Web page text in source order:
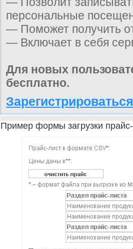
персональные
— Поможет получить
— Включает в себя
Для новых
бесплатно.
Пример формы загрузки